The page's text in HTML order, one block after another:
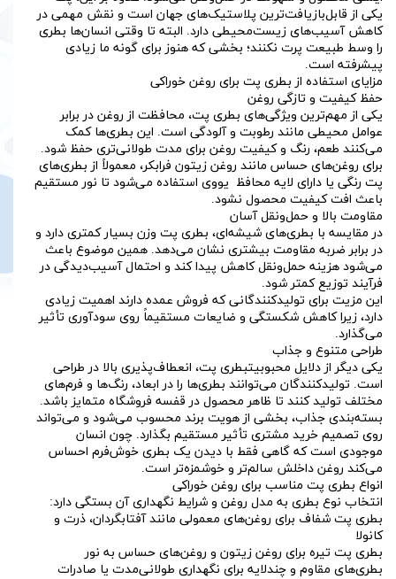
یکی از قابل‌بازیافت‌ترین پلاستیک‌های جهان است و نقش مهمی در
کاهش آسیب‌های زیست‌محیطی دارد. البته تا وقتی انسان‌ها بطری
را وسط طبیعت پرت نکنند؛ بخشی که هنوز برای گونه ما زیادی
پیشرفته است.
مزایای استفاده از بطری پت برای روغن خوراکی
حفظ کیفیت و تازگی روغن
یکی از مهم‌ترین ویژگی‌های بطری پت، محافظت از روغن در برابر
عوامل محیطی مانند رطوبت و آلودگی است. این بطری‌ها کمک
می‌کنند طعم، رنگ و کیفیت روغن برای مدت طولانی‌تری حفظ شود.
برای روغن‌های حساس مانند روغن زیتون فرابکر، معمولاً از بطری‌های
پت رنگی یا دارای لایه محافظ یووی استفاده می‌شود تا نور مستقیم
باعث افت کیفیت محصول نشود.
مقاومت بالا و حمل‌ونقل آسان
در مقایسه با بطری‌های شیشه‌ای، بطری پت وزن بسیار کمتری دارد و
در برابر ضربه مقاومت بیشتری نشان می‌دهد. همین موضوع باعث
می‌شود هزینه حمل‌ونقل کاهش پیدا کند و احتمال آسیب‌دیدگی در
فرآیند توزیع کمتر شود.
این مزیت برای تولیدکنندگانی که فروش عمده دارند اهمیت زیادی
دارد، زیرا کاهش شکستگی و ضایعات مستقیماً روی سودآوری تأثیر
می‌گذارد.
طراحی متنوع و جذاب
یکی دیگر از دلایل محبوبیتبطری پت، انعطاف‌پذیری بالا در طراحی
است. تولیدکنندگان می‌توانند بطری‌ها را در ابعاد، رنگ‌ها و فرم‌های
مختلف تولید کنند تا ظاهر محصول در قفسه فروشگاه متمایز باشد.
بسته‌بندی جذاب، بخشی از هویت برند محسوب می‌شود و می‌تواند
روی تصمیم خرید مشتری تأثیر مستقیم بگذارد. چون انسان
موجودی است که گاهی فقط با دیدن یک بطری خوش‌فرم احساس
می‌کند روغن داخلش سالم‌تر و خوشمزه‌تر است.
انواع بطری پت مناسب برای روغن خوراکی
انتخاب نوع بطری به مدل روغن و شرایط نگهداری آن بستگی دارد:
بطری پت شفاف برای روغن‌های معمولی مانند آفتابگردان، ذرت و
کانولا
بطری پت تیره برای روغن زیتون و روغن‌های حساس به نور
بطری‌های مقاوم و چندلایه برای نگهداری طولانی‌مدت یا صادرات